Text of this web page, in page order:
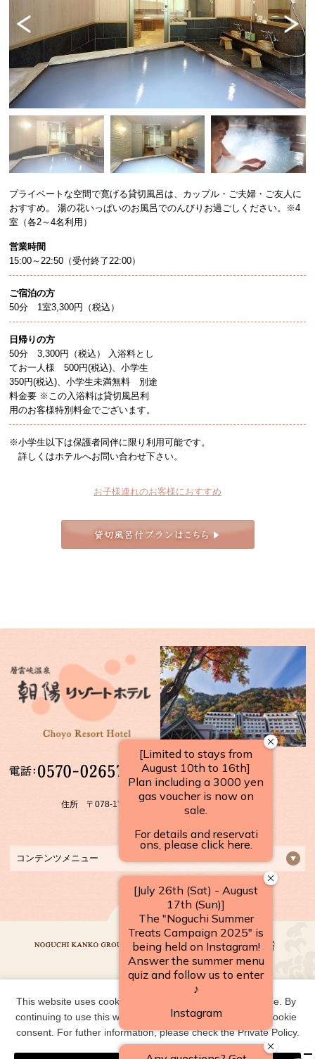
Previ
Next
プライベートな空間で寛げる貸切風呂は、カップル・ご夫婦・ご友人に
おすすめ。 湯の花いっぱいのお風呂でのんびりお過ごしください。※4
室（各2～4名利用）
営業時間
15:00～22:50（受付終了22:00）
ご宿泊の方
50分 1室3,300円（税込）
日帰りの方
50分 3,300円（税込）
入浴料とし
てお一人様 500円(税込)、小学生
350円(税込)、小学生未満無料 別途
料金要 ※この入浴料は貸切風呂利
用のお客様特別料金でございます。
※小学生以下は保護者同伴に限り利用可能です。
詳しくはホテルへお問い合わせ下さい。
お子様連れのお客様におすすめ
【受付時間】
10：00～17：00
住所 〒078-1701 北海道上川郡 上川町層雲峡温泉
FAX：01658-5-3922
コンテンツメニュー
野口観光グループ一覧
COPYRIGHT ©2026 層雲峡温泉 朝陽リゾートホテル｜【公式】北海道の温泉宿
This website uses cookies to improve your user experience. By
continuing to use this website, you have agreed with our cookie
consent. For futher information, please check the Private Policy.